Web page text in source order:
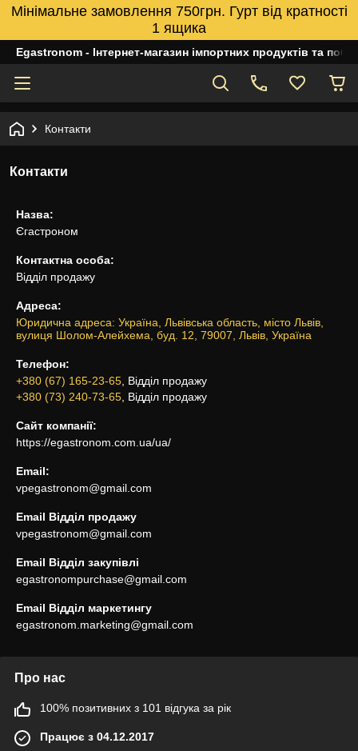
Мінімальне замовлення 750грн. Гурт від кратності
1 ящика
Egastronom - Інтернет-магазин імпортних продуктів та
Контакти
Контакти
Назва:
Єгастроном
Контактна особа:
Відділ продажу
Адреса:
Юридична адреса: Україна, Львівська область, місто Львів,
вулиця Шолом-Алейхема, буд. 12, 79007, Львів, Україна
Телефон:
+380 (67) 165-23-65 , Відділ продажу
+380 (73) 240-73-65 , Відділ продажу
Сайт компанії:
https://egastronom.com.ua/ua/
Email:
vpegastronom@gmail.com
Email Відділ продажу
vpegastronom@gmail.com
Email Відділ закупівлі
egastronompurchase@gmail.com
Email Відділ маркетингу
egastronom.marketing@gmail.com
Про нас
100% позитивних з 101 відгука за рік
Працює з 04.12.2017